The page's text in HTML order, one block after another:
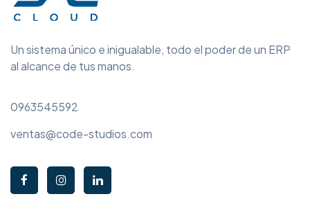
Un sistema único e inigualable, todo el poder de un ERP
al alcance de tus manos.
0963545592
ventas@code-studios.com